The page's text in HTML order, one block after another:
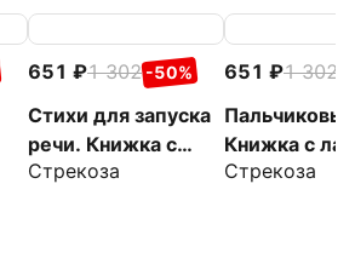
651 1 302 -50%
Стихи для запуска
речи. Книжка с
лапками
Стрекоза
651 1 302
Книжка с
Стрекоза